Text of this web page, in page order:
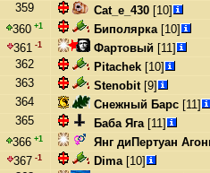
359
Cat_e_430 [10]
360 +1 Биполярка[10]
361 -1 Фартовый [11]
362
Pitachek [10]
363
Stenobit[9]
364
Снежный Барс [11]
365
Баба Яга[11]
366 +1
Янг диПертуан
367 -1 Dima[10]